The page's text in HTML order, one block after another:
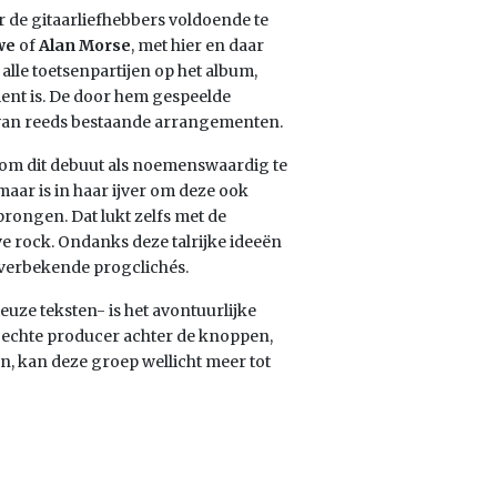
gitaarliefhebbers voldoende te
ofAlan Morse, met hier en daar
toetsenpartijen op het album,
is. De door hem gespeelde
reeds bestaande arrangementen.
dit debuut als noemenswaardig te
is in haar ijver om deze ook
Dat lukt zelfs met de
rock. Ondanks deze talrijke ideeën
progclichés.
teksten- is het avontuurlijke
producer achter de knoppen,
kan deze groep wellicht meer tot